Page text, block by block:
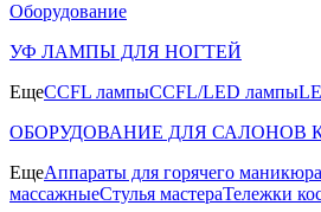
Оборудование
УФ ЛАМПЫ ДЛЯ НОГТЕЙ
ЕщеCCFL лампыCCFL/LED лампы
ОБОРУДОВАНИЕ ДЛЯ САЛОНОВ
ЕщеАппараты для горячего маникюра
массажныеСтулья мастераТележки